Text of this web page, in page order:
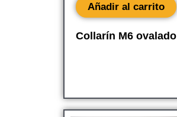
Collarín M6 ovalado
Añadir al carrito